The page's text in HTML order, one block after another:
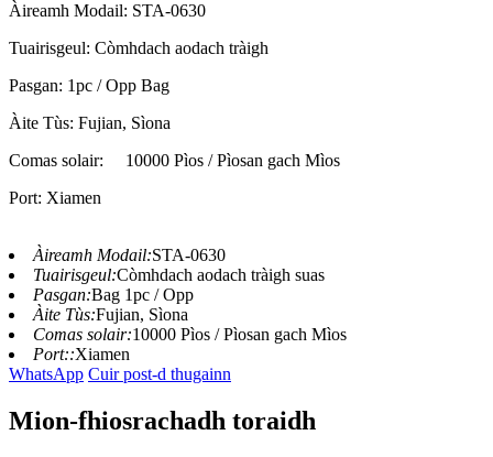
Àireamh Modail: STA-0630
Tuairisgeul: Còmhdach aodach tràigh
Pasgan: 1pc / Opp Bag
Àite Tùs: Fujian, Sìona
Comas solair:
10000 Pìos / Pìosan gach Mìos
Port: Xiamen
Àireamh Modail:STA-0630
Tuairisgeul:Còmhdach aodach tràigh suas
Pasgan:Bag 1pc / Opp
Àite Tùs:Fujian, Sìona
Comas solair:10000 Pìos / Pìosan gach Mìos
Port::Xiamen
WhatsApp Cuir post-d thugainn
Mion-fhiosrachadh toraidh